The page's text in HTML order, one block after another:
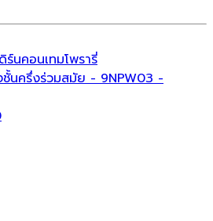
ร์นคอนเทมโพรารี่
นครึ่งร่วมสมัย - 9NPW03 -